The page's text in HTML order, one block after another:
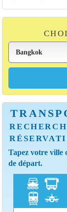
Tapez votre ville
de départ.